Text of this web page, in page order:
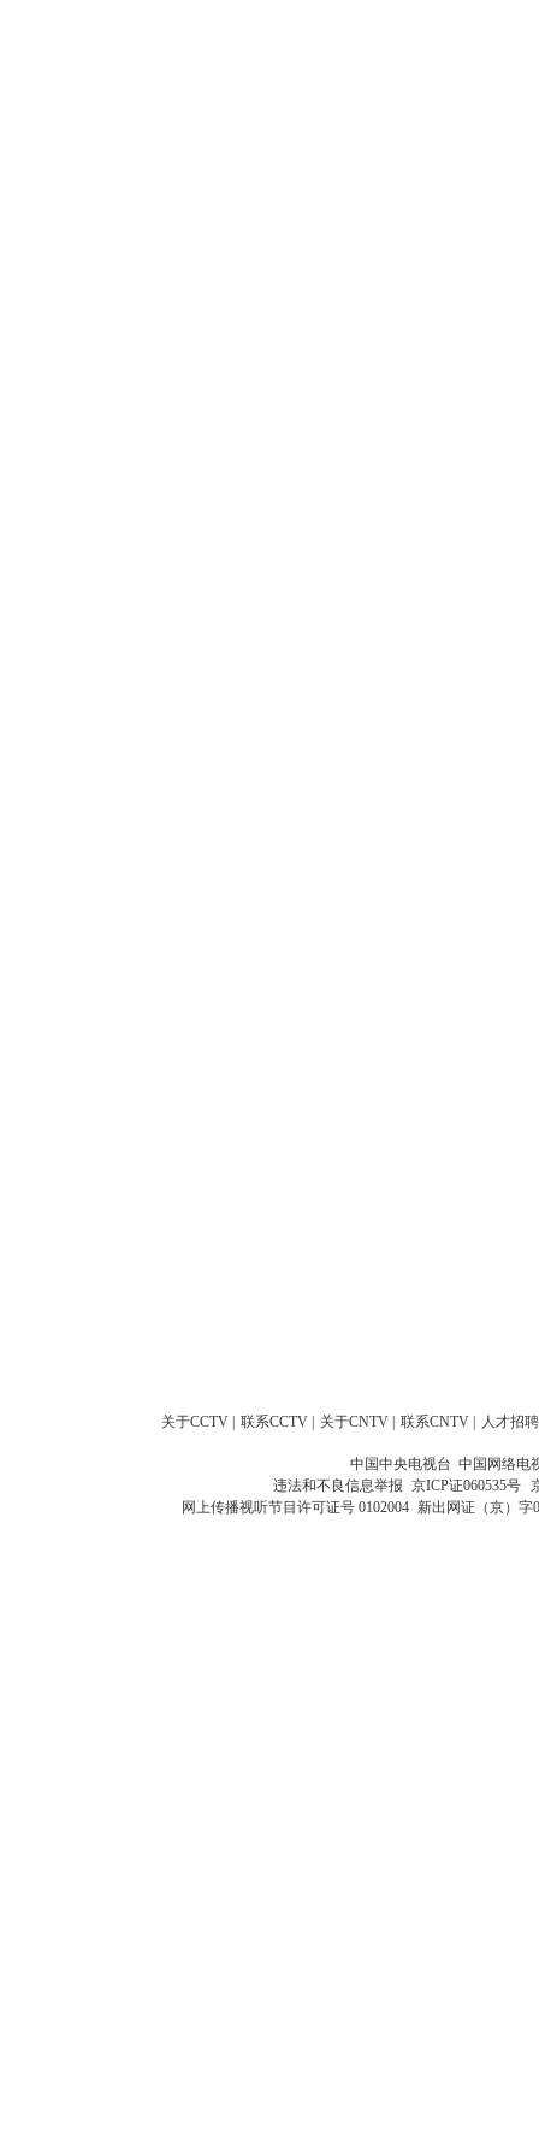
关于CCTV 联系CCTV 关于CNTV 联系CNTV 人才招聘
中国中央电视台 中国网络电
违法和不良信息举报 京ICP证060535号
网上传播视听节目许可证号 0102004 新出网证（京）